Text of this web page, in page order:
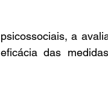
a
das